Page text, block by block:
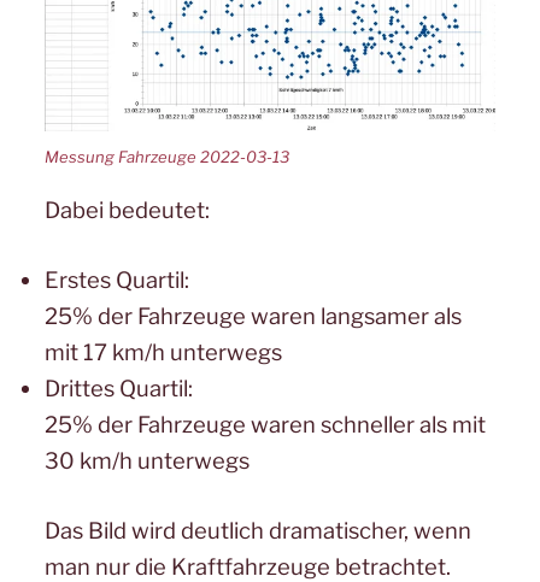
Messung Fahrzeuge 2022-03-13
Dabei bedeutet:
Erstes Quartil:
25% der Fahrzeuge waren langsamer als
mit 17 km/h unterwegs
Drittes Quartil:
25% der Fahrzeuge waren schneller als mit
30 km/h unterwegs
Das Bild wird deutlich dramatischer, wenn
man nur die Kraftfahrzeuge betrachtet.